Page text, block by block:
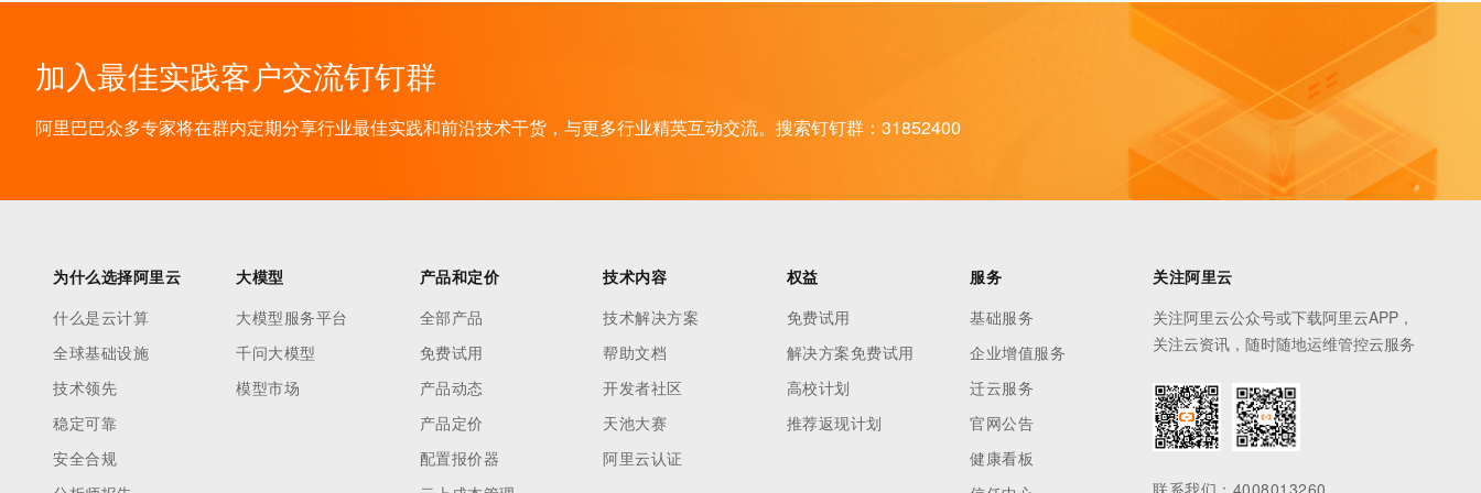
加入最佳实践客户交流钉钉群
阿里巴巴众多专家将在群内定期分享行业最佳实践和前沿技术干货，与更多行业精英互动交流。搜索钉钉群：31852400